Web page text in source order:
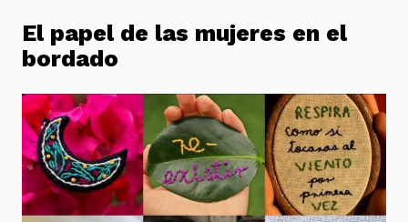
El papel de las mujeres en el
bordado